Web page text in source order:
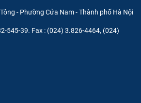
- Phường Cửa Nam - Thành phố Hà Nội
545-39. Fax : (024) 3.826-4464, (024)